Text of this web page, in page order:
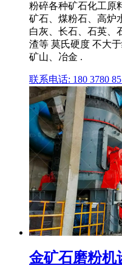
粉碎各种矿石化工原
矿石、煤粉石、高炉
白灰、长石、石英、
渣等 莫氏硬度 不大
矿山、冶金 .
联系电话: 180 3780
金矿石磨粉机